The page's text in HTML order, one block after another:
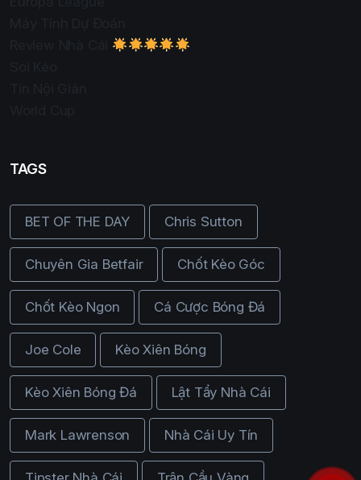
TAGS
BET OF THE DAY Chris Sutton
Chuyên Gia Betfair Chốt Kèo Góc
Chốt Kèo Ngon Cá Cược Bóng Đá
Joe Cole Kèo Xiên Bóng
Kèo Xiên Bóng Đá Lật Tẩy Nhà Cái
Mark Lawrenson Nhà Cái Uy Tín